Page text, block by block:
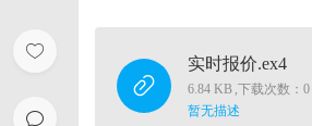
实时报价.ex4
6.84 KB ,下载次数：0
暂无描述